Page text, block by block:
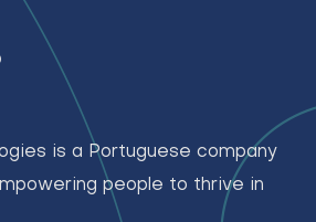
is a Portuguese company
people to thrive in